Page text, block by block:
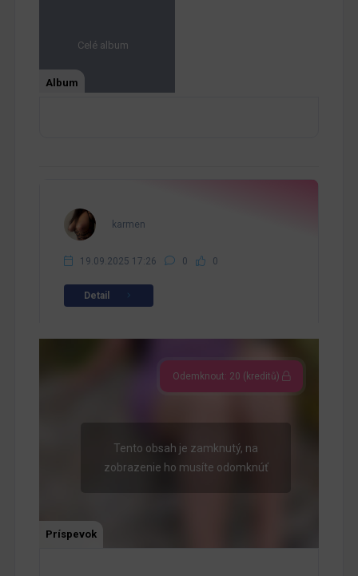
Celé album
Album
karmen
19.09.2025 17:26 0 0
Detail
Odemknout: 20 (kreditů)
Tento obsah je zamknutý, na
zobrazenie ho musíte odomknúť
Príspevok